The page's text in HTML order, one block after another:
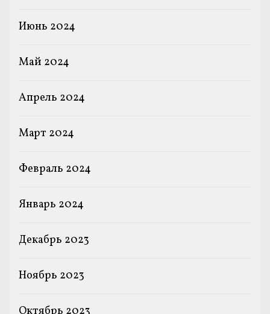
Июнь 2024
Май 2024
Апрель 2024
Март 2024
Февраль 2024
Январь 2024
Декабрь 2023
Ноябрь 2023